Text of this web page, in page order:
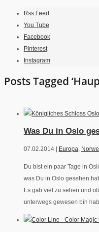
Rss Feed
You Tube
Facebook
Pinterest
Instagram
Posts Tagged
Was Du in Oslo
07.02.2014 | Europa,
Du bist ein paar Tage in
was Du in Oslo gesehen
Es gab viel zu sehen und
unterwegs gewesen bin